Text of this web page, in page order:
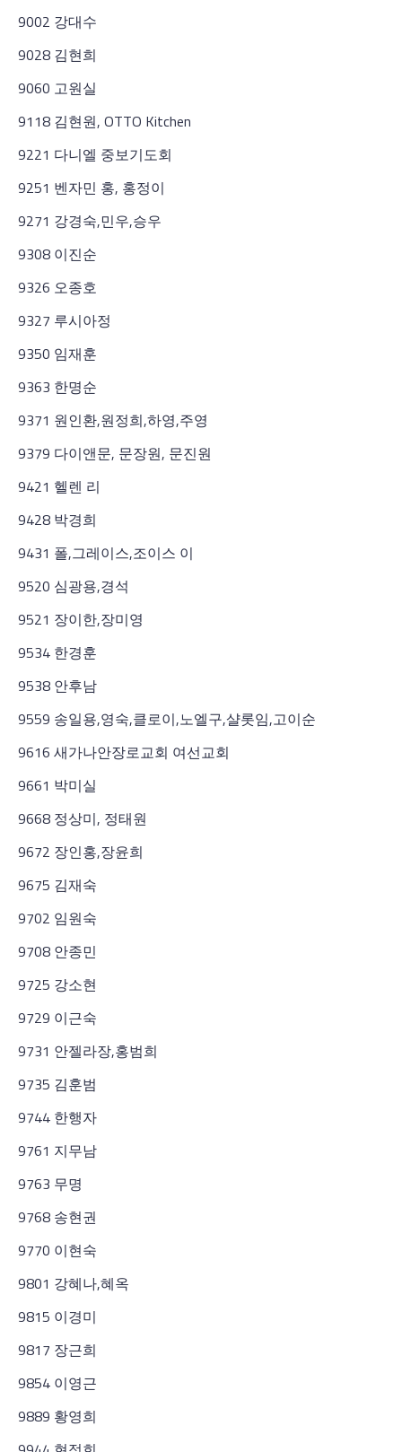
9002 강대수
9028 김현희
9060 고원실
9118 김현원, OTTO Kitchen
9221 다니엘 중보기도회
9251 벤자민 홍, 홍정이
9271 강경숙,민우,승우
9308 이진순
9326 오종호
9327 루시아정
9350 임재훈
9363 한명순
9371 원인환,원정희,하영,주영
9379 다이앤문, 문장원, 문진원
9421 헬렌 리
9428 박경희
9431 폴,그레이스,조이스 이
9520 심광용,경석
9521 장이한,장미영
9534 한경훈
9538 안후남
9559 송일용,영숙,클로이,노엘구,샬롯임,고이순
9616 새가나안장로교회 여선교회
9661 박미실
9668 정상미, 정태원
9672 장인홍,장윤희
9675 김재숙
9702 임원숙
9708 안종민
9725 강소현
9729 이근숙
9731 안젤라장,홍범희
9735 김훈범
9744 한행자
9761 지무남
9763 무명
9768 송현권
9770 이현숙
9801 강혜나,혜옥
9815 이경미
9817 장근희
9854 이영근
9889 황영희